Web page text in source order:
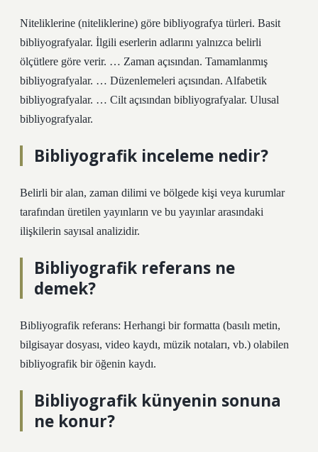
Niteliklerine (niteliklerine) göre bibliyografya türleri. Basit
bibliyografyalar. İlgili eserlerin adlarını yalnızca belirli
ölçütlere göre verir. … Zaman açısından. Tamamlanmış
bibliyografyalar. … Düzenlemeleri açısından. Alfabetik
bibliyografyalar. … Cilt açısından bibliyografyalar. Ulusal
bibliyografyalar.
Bibliyografik inceleme nedir?
Belirli bir alan, zaman dilimi ve bölgede kişi veya kurumlar
tarafından üretilen yayınların ve bu yayınlar arasındaki
ilişkilerin sayısal analizidir.
Bibliyografik referans ne
demek?
Bibliyografik referans: Herhangi bir formatta (basılı metin,
bilgisayar dosyası, video kaydı, müzik notaları, vb.) olabilen
bibliyografik bir öğenin kaydı.
Bibliyografik künyenin sonuna
ne konur?